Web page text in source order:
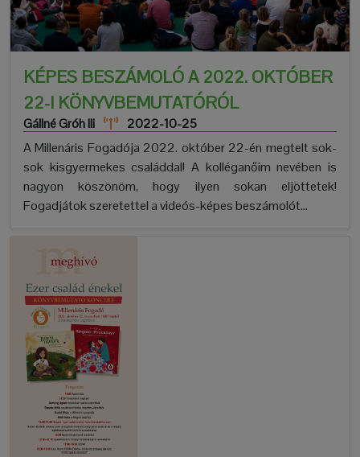
KÉPES BESZÁMOLÓ A 2022. OKTÓBER
22-I KÖNYVBEMUTATÓRÓL
Gállné Gróh Ili
2022-10-25
A Millenáris Fogadója 2022. október 22-én megtelt sok-
sok kisgyermekes családdal! A kolléganőim nevében is
nagyon köszönöm, hogy ilyen sokan eljöttetek!
Fogadjátok szeretettel a videós-képes beszámolót...